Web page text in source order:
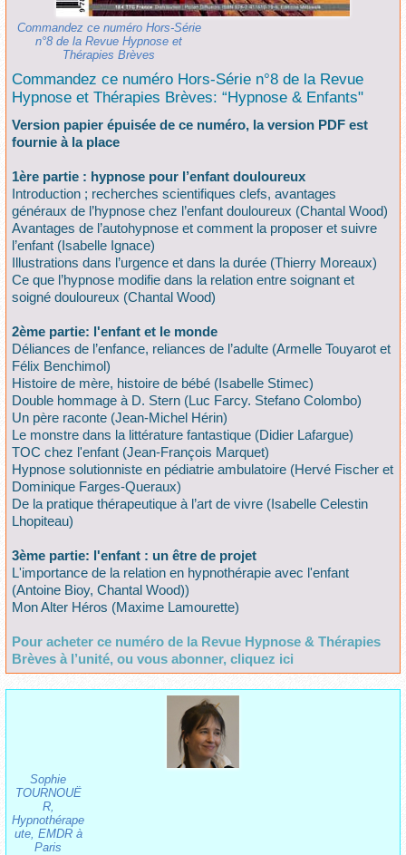
Commandez ce numéro Hors-Série
n°8 de la Revue Hypnose et
Thérapies Brèves
Commandez ce numéro Hors-Série n°8 de la Revue
Hypnose et Thérapies Brèves: “Hypnose & Enfants"
Version papier épuisée de ce numéro, la version PDF est
fournie à la place
1ère partie : hypnose pour l’enfant douloureux
Introduction ; recherches scientifiques clefs, avantages
généraux de l’hypnose chez l’enfant douloureux (Chantal Wood)
Avantages de l’autohypnose et comment la proposer et suivre
l’enfant (Isabelle Ignace)
Illustrations dans l’urgence et dans la durée (Thierry Moreaux)
Ce que l’hypnose modifie dans la relation entre soignant et
soigné douloureux (Chantal Wood)
2ème partie: l'enfant et le monde
Déliances de l’enfance, reliances de l’adulte (Armelle Touyarot et
Félix Benchimol)
Histoire de mère, histoire de bébé (Isabelle Stimec)
Double hommage à D. Stern (Luc Farcy. Stefano Colombo)
Un père raconte (Jean-Michel Hérin)
Le monstre dans la littérature fantastique (Didier Lafargue)
TOC chez l'enfant (Jean-François Marquet)
Hypnose solutionniste en pédiatrie ambulatoire (Hervé Fischer et
Dominique Farges-Queraux)
De la pratique thérapeutique à l’art de vivre (Isabelle Celestin
Lhopiteau)
3ème partie: l'enfant : un être de projet
L'importance de la relation en hypnothérapie avec l'enfant
(Antoine Bioy, Chantal Wood))
Mon Alter Héros (Maxime Lamourette)
Pour acheter ce numéro de la Revue Hypnose & Thérapies
Brèves à l’unité, ou vous abonner, cliquez ici
Sophie
TOURNOUË
R,
Hypnothérape
ute, EMDR à
Paris